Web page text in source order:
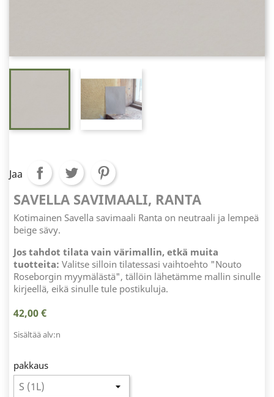
Jaa
SAVELLA SAVIMAALI, RANTA
Kotimainen Savella savimaali Ranta on neutraali ja lempeä
beige sävy.
Jos tahdot tilata vain värimallin, etkä muita
tuotteita: Valitse silloin tilatessasi vaihtoehto "Nouto
Roseborgin myymälästä", tällöin lähetämme mallin sinulle
kirjeellä, eikä sinulle tule postikuluja.
42,00 €
Sisältää alv:n
pakkaus